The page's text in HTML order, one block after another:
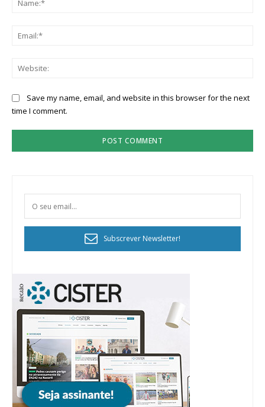
Planos de Assinatura
Faça-se assinante do Região de Cister e ajude-nos a manter este serviço
público!
Sendo assinante terá acesso a todos os conteúdos exclusivos e versões
digitais.
Escolha o plano de assinatura desejado:
Save my name, email, and website in this browser for the next
time I comment.
Subscrever Newsletter!